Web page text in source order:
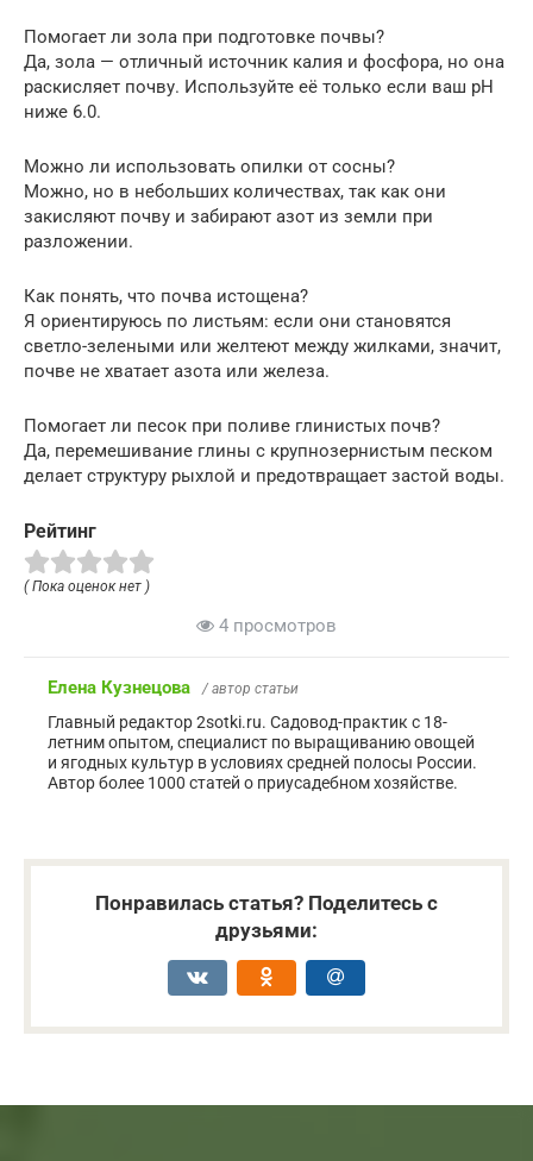
Помогает ли зола при подготовке почвы?
Да, зола — отличный источник калия и фосфора, но она
раскисляет почву. Используйте её только если ваш pH
ниже 6.0.
Можно ли использовать опилки от сосны?
Можно, но в небольших количествах, так как они
закисляют почву и забирают азот из земли при
разложении.
Как понять, что почва истощена?
Я ориентируюсь по листьям: если они становятся
светло-зелеными или желтеют между жилками, значит,
почве не хватает азота или железа.
Помогает ли песок при поливе глинистых почв?
Да, перемешивание глины с крупнозернистым песком
делает структуру рыхлой и предотвращает застой воды.
Рейтинг
( Пока оценок нет )
4 просмотров
Елена Кузнецова / автор статьи
Главный редактор 2sotki.ru. Садовод-практик с 18-
летним опытом, специалист по выращиванию овощей
и ягодных культур в условиях средней полосы России.
Автор более 1000 статей о приусадебном хозяйстве.
Понравилась статья? Поделитесь с
друзьями: